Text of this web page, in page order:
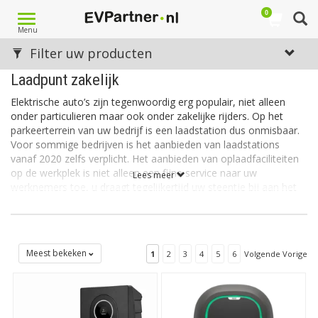
Toggle
navigation
Menu
0
Laadpunt zakelijk
Elektrische auto’s zijn tegenwoordig erg populair, niet alleen
onder particulieren maar ook onder zakelijke rijders. Op het
parkeerterrein van uw bedrijf is een laadstation dus onmisbaar.
Voor sommige bedrijven is het aanbieden van laadstations
vanaf 2020 zelfs verplicht. Het aanbieden van oplaadfaciliteiten
op de werkplek is niet alleen een fijne service naar uw
elektrisch rijden u dankbaar zijn voor de oplaadmogelijkheden
Een zakelijke laadinstallatie aanschaffen
Wanneer u zakelijk een laadbox (of meerdere) aanschaft, kunt u
website van de Belastingdienst
. Verder is het belangrijk om
bij de aanschaf van een zakelijk laadpunt na te denken over het
Lees meer
Filter uw producten
Meest bekeken 1 2 3 4 5 6 Volgende Vorige